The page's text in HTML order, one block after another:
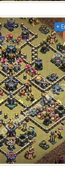
+